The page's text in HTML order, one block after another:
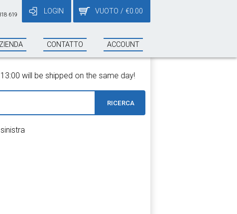
619
LOGIN VUOTO / €0.00
CONTATTO ACCOUNT
will be shipped on the same day!
RICERCA